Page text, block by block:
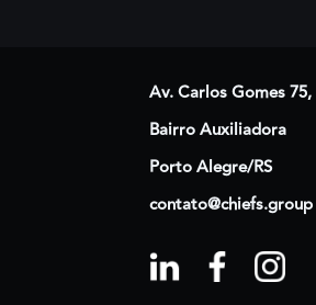
Av. Carlos Gomes 75,
Bairro Auxiliadora
Porto Alegre/RS
contato@chiefs.group